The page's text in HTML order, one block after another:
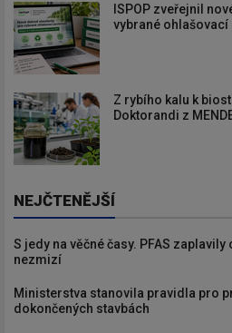
ISPOP zveřejnil
vybrané
Z rybího kalu k
Doktorandi z
NEJČTENĚJŠÍ
S jedy na věčné časy. PFAS
nezmizí
Ministerstva stanovila pravidla pro
dokončených stavbách